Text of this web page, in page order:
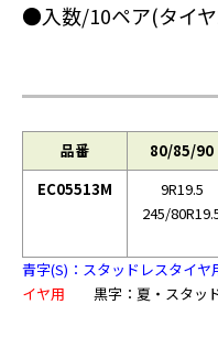
●入数/10ペア(タイ
品番 80/85/90
EC05513M
9R19.5
245/
青字(S)：スタッドレスタイヤ
イヤ用 黒字：夏・スタッ